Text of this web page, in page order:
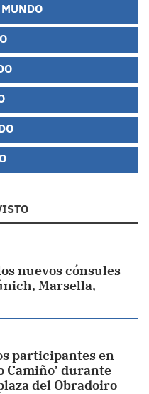
nuevos cónsules
Marsella,
participantes en
Camiño’ durante
del Obradoiro